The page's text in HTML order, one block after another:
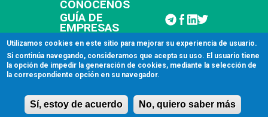
CONÓCENOS
GUÍA DE
EMPRESAS
CONTACTAR
© 2026 Higiene Ambiental
Aviso legal
Utilizamos cookies en este sitio para mejorar su experiencia de usuario.
Si continúa navegando, consideramos que acepta su uso. El usuario tiene
la opción de impedir la generación de cookies, mediante la selección de
la correspondiente opción en su navegador.
Sí, estoy de acuerdo No, quiero saber más